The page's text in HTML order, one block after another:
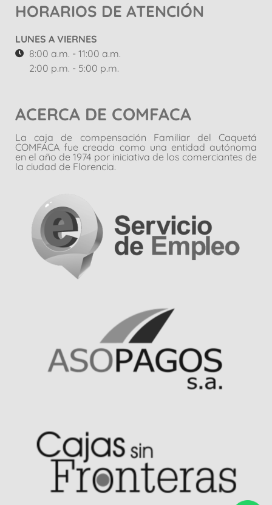
HORARIOS DE ATENCIÓN
LUNES A VIERNES
8:00 a.m. - 11:00 a.m.
2:00 p.m. - 5:00 p.m.
ACERCA DE COMFACA
La caja de compensación Familiar del Caquetá
COMFACA fue creada como una entidad autónoma
en el año de 1974 por iniciativa de los comerciantes de
la ciudad de Florencia.